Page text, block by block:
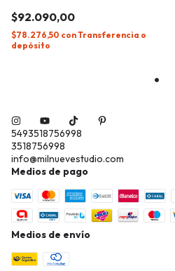
$92.090,00
$78.276,50 conTransferencia o
depósito
5493518756998
3518756998
info@milnuevestudio.com
Medios de pago
Medios de envío